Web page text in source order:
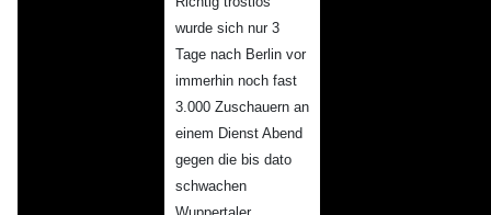
wurde sich nur 3
Tage nach Berlin vor
immerhin noch fast
3.000 Zuschauern an
einem Dienst Abend
gegen die bis dato
schwachen